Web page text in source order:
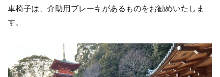
車椅子は、介助用ブレーキがあるものをお勧めいたしま
す。